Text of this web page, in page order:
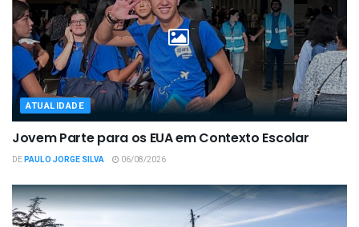
ATUALIDADE
Jovem Parte para os EUA em Contexto Escolar
DEPAULO JORGE SILVA 06/08/2026